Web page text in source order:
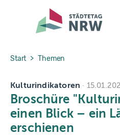
Skip to main navigation
Skip to main content
Skip to page footer
You are here:
Start Themen
Kulturindikatoren
Broschüre
einen Blick – ein
erschienen